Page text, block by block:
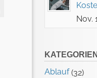
Nov.
KATEGORIEN
Ablauf(32)